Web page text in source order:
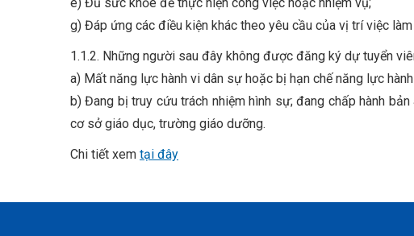
g) Đáp ứng các điều kiện khác theo yêu cầu của vị trí việc
1.1.2. Những người sau đây không được đăng ký dự tuyển
a) Mất năng lực hành vi dân sự hoặc bị hạn chế năng lực
b) Đang bị truy cứu trách nhiệm hình sự; đang chấp hành
cơ sở giáo dục, trường giáo dưỡng.
Chi tiết xem tại đây